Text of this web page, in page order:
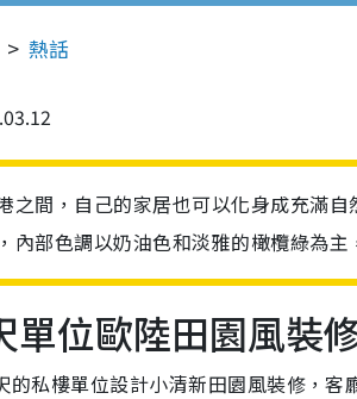
熱話
之間，自己的家居也可以化身成充滿
內部色調以奶油色和淡雅的橄欖綠為
單位歐陸田園風裝
的私樓單位設計小清新田園風裝修，